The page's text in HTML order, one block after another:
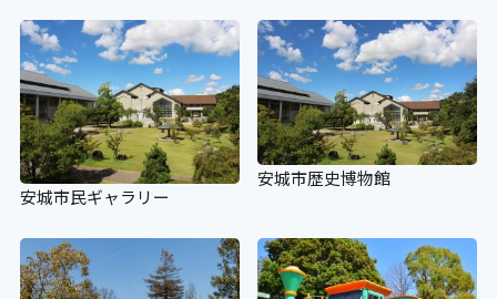
×
スロープ
〇 展示棟：221cm
メリゴーランド（簡易スロープ設
汽車：１２７ｃｍ
安城市民ギャラリー
安城市歴史博物館